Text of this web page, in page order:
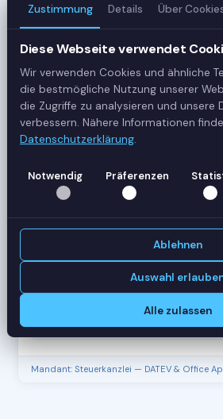
3
42
Sessions
SERVER-AUSLASTUNG
RDS-SRV01
RAM
RDS-SRV02
RAM
Mandant: Steuerkanzlei — DATEV & Office
Zustimmung Details Über
Diese Webseite verwendet
Wir verwenden Cookies und ähnliche
die bestmögliche Nutzung unserer
die Zugriffe zu analysieren und unsere
verbessern. Nähere Informationen
Datenschutzerklärung.
Notwendig Präferenzen
Ablehnen
Auswahl
Alle zulassen